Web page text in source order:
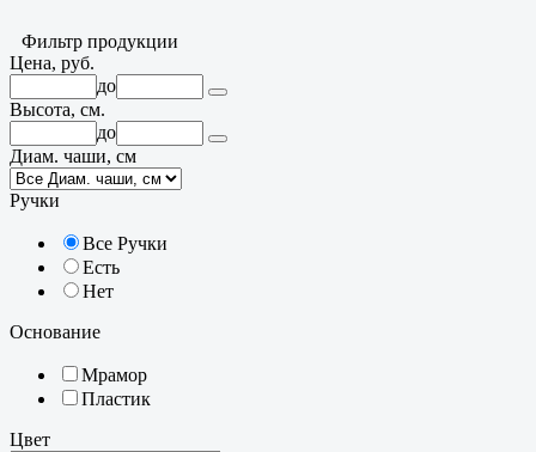
Фильтр продукции
Цена, руб.
до
Высота, см.
до
Диам. чаши, см
Ручки
Все Ручки
Есть
Нет
Основание
Мрамор
Пластик
Цвет